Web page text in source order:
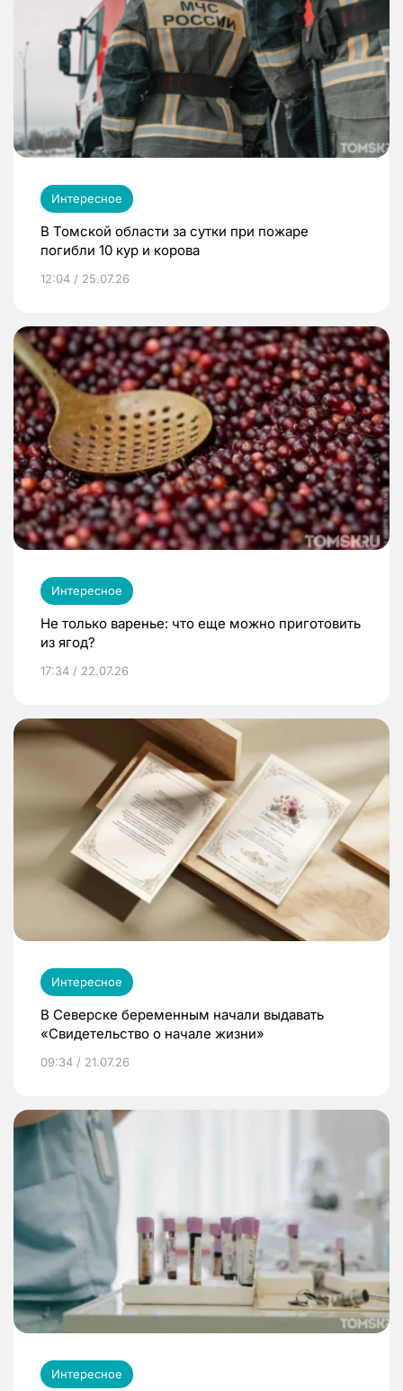
Интересное
В Томской области за сутки при пожаре
погибли 10 кур и корова
12:04 / 25.07.26
Интересное
Не только варенье: что еще можно приготовить
из ягод?
17:34 / 22.07.26
Интересное
В Северске беременным начали выдавать
«Свидетельство о начале жизни»
09:34 / 21.07.26
Интересное